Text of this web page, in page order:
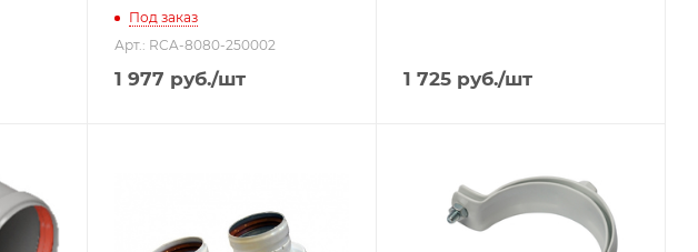
Под заказ
Арт.: RCA-8080-250002
1 977 руб./шт 1 725 руб./шт